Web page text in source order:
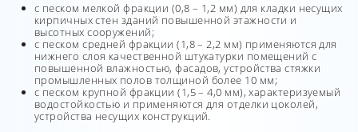
с песком мелкой фракции (0,8 – 1,2 мм) для кладки несущих
кирпичных стен зданий повышенной этажности и
высотных сооружений;
с песком средней фракции (1,8 – 2,2 мм) применяются для
нижнего слоя качественной штукатурки помещений с
повышенной влажностью, фасадов, устройства стяжки
промышленных полов толщиной более 10 мм;
с песком крупной фракции (1,5 – 4,0 мм), характеризуемый
водостойкостью и применяются для отделки цоколей,
устройства несущих конструкций.